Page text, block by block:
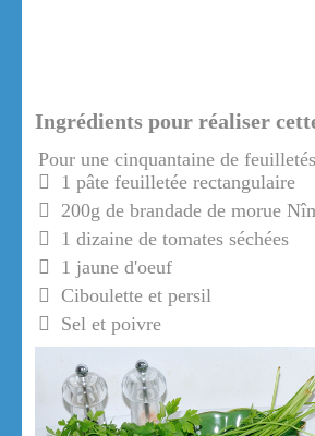
Ingrédients pour réaliser
Pour une cinquantaine de feuilletés
1 pâte feuilletée rectangulaire
200g de brandade de morue
1 dizaine de tomates séchées
1 jaune d'oeuf
Ciboulette et persil
Sel et poivre